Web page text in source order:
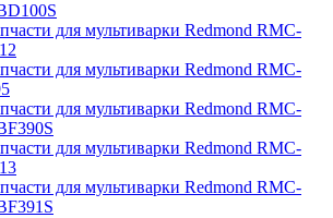
для мультиварки Redmond RMC-
для мультиварки Redmond RMC-
для мультиварки Redmond RMC-
для мультиварки Redmond RMC-
для мультиварки Redmond RMC-